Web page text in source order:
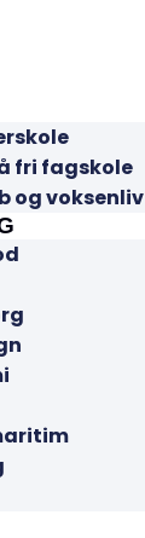
fri fagskole
og voksenliv